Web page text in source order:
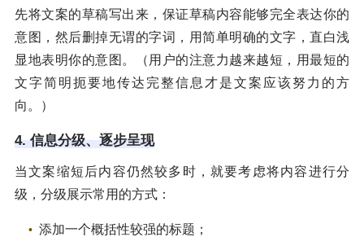
先将文案的草稿写出来，保证草稿内容能够完全表达你的
意图，然后删掉无谓的字词，用简单明确的文字，直白浅
显地表明你的意图。（用户的注意力越来越短，用最短的
文字简明扼要地传达完整信息才是文案应该努力的方
向。）
4. 信息分级、逐步呈现
当文案缩短后内容仍然较多时，就要考虑将内容进行分
级，分级展示常用的方式：
添加一个概括性较强的标题；